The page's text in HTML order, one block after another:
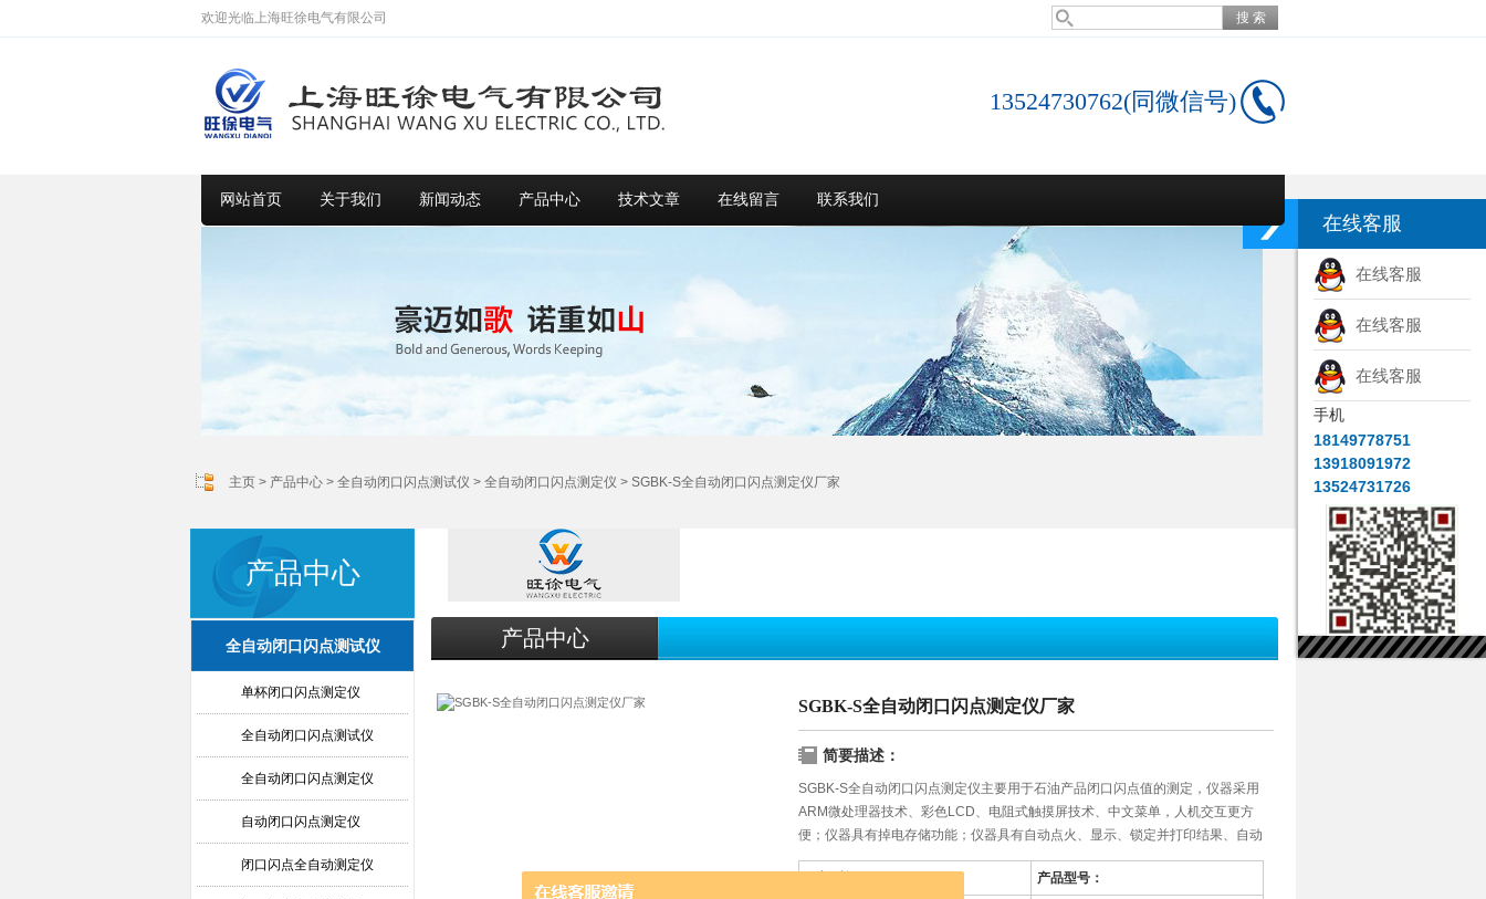
欢迎光临上海旺徐电气有限公司
13524730762(同微信号)
网站首页 关于我们 新闻动态 产品中心 技术文章 在线留言 联系我们
主页 > 产品中心 > 全自动闭口闪点测试仪 > 全自动闭口闪点测定仪 > SGBK-S全自动闭口闪点测定仪厂家
产品中心
全自动闭口闪点测试仪
单杯闭口闪点测定仪
全自动闭口闪点测试仪
全自动闭口闪点测定仪
自动闭口闪点测定仪
闭口闪点全自动测定仪
产品中心
SGBK-S全自动闭口闪点测定仪厂家
简要描述：
SGBK-S全自动闭口闪点测定仪主要用于石油产品闭口闪点值的测定，仪器采用
ARM微处理器技术、彩色LCD、电阻式触摸屏技术、中文菜单，人机交互更方
便；仪器具有掉电存储功能；仪器具有自动点火、显示、锁定并打印结果、自动
冷却
产品型号：
在线客服
在线客服
在线客服
在线客服
手机
18149778751
13918091972
13524731726